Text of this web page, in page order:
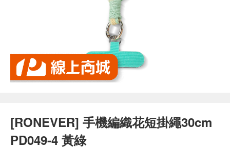
[RONEVER] 手機編織花短掛繩30cm
PD049-4 黃綠